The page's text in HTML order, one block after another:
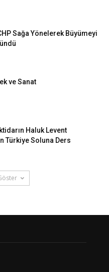
Sağa Yönelerek Büyümeyi
ve Sanat
Haluk Levent
Türkiye Soluna Ders